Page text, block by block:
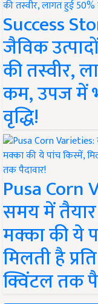
Success
जैविक
की तस्वीर,
कम, उपज में
वृद्धि!
Pusa Corn
समय में तैयार
मक्का की ये
मिलती है
क्विंटल तक